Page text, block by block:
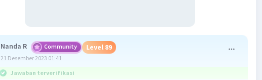
Nanda R Community Level 89
21 Desember 2023 01:41
Jawaban terverifikasi